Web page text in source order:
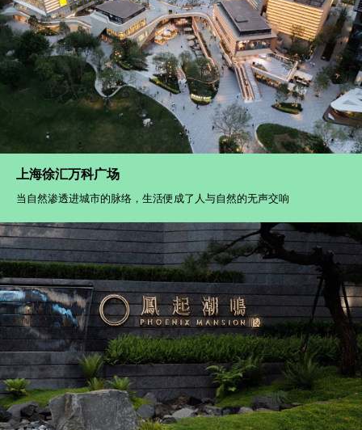
上海徐汇万科广场
当自然渗透进城市的脉络，生活便成了人与自然的无声交响